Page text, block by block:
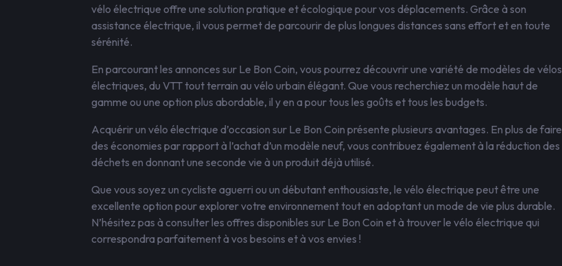
vélo électrique offre une solution pratique et écologique pour vos déplacements. Grâce à son
assistance électrique, il vous permet de parcourir de plus longues distances sans effort et en toute
sérénité.
En parcourant les annonces sur Le Bon Coin, vous pourrez découvrir une variété de modèles de vélos
électriques, du VTT tout terrain au vélo urbain élégant. Que vous recherchiez un modèle haut de
gamme ou une option plus abordable, il y en a pour tous les goûts et tous les budgets.
Acquérir un vélo électrique d’occasion sur Le Bon Coin présente plusieurs avantages. En plus de faire
des économies par rapport à l’achat d’un modèle neuf, vous contribuez également à la réduction des
déchets en donnant une seconde vie à un produit déjà utilisé.
Que vous soyez un cycliste aguerri ou un débutant enthousiaste, le vélo électrique peut être une
excellente option pour explorer votre environnement tout en adoptant un mode de vie plus durable.
N’hésitez pas à consulter les offres disponibles sur Le Bon Coin et à trouver le vélo électrique qui
correspondra parfaitement à vos besoins et à vos envies !